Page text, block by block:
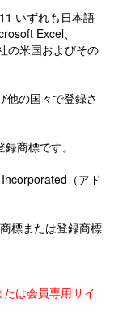
いずれも日本語
Excel、
の米国およびその
の国々で登録さ
商標です。
（アド
標または登録商標
たは会員専用サイ